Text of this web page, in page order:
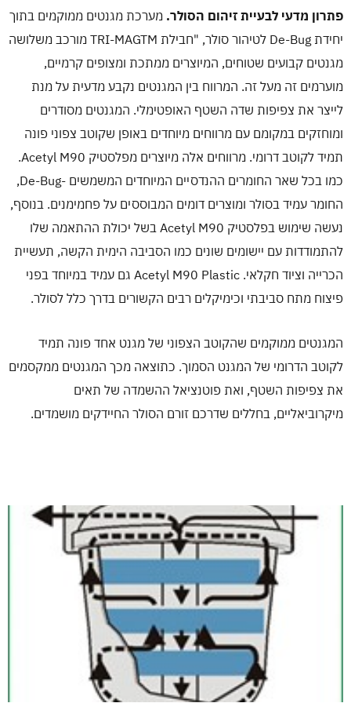
פתרון מדעי לבעיית זיהום הסולר. מערכת מגנטים ממוקמים בתוך
יחידת De-Bug לטיהור סולר, "חבילת TRI-MAGTM מורכב משלושה
מגנטים קבועים שטוחים, המיוצרים ממתכת ומצופים קרמיים,
מוערמים זה מעל זה. המרווח בין המגנטים נקבע מדעית על מנת
לייצר את צפיפות שדה השטף האופטימלי. המגנטים מסודרים
ומוחזקים במקומם עם מרווחים מיוחדים באופן שקוטב צפוני פונה
תמיד לקוטב דרומי. מרווחים אלה מיוצרים מפלסטיק Acetyl M90.
כמו בכל שאר החומרים ההנדסיים המיוחדים המשמשים -De-Bug,
החומר עמיד בסולר ומוצרים דומים המבוססים על פחמימנים. בנוסף,
נעשה שימוש בפלסטיק Acetyl M90 בשל יכולת ההתאמה שלו
להתמודדות עם יישומים שונים כמו הסביבה הימית הקשה, תעשיית
הכרייה וציוד חקלאי. Acetyl M90 Plastic גם עמיד במיוחד בפני
פיצוח מתח סביבתי וכימיקלים רבים הקשורים בדרך כלל לסולר.
המגנטים ממוקמים שהקוטב הצפוני של מגנט אחד פונה תמיד
לקוטב הדרומי של המגנט הסמוך. כתוצאה מכך המגנטים ממקסמים
את צפיפות השטף, ואת פוטנציאל ההשמדה של תאים
מיקרוביאליים, בחללים שדרכם זורם הסולר החיידקים מושמדים.